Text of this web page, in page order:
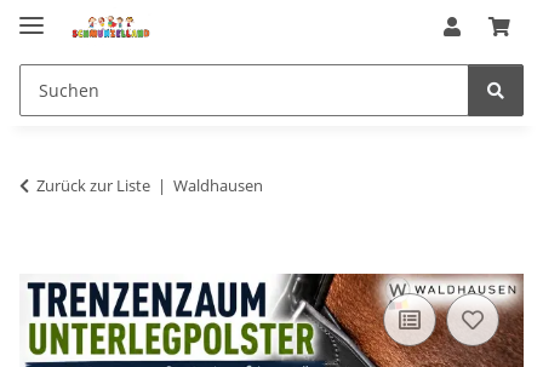
Zurück zur Liste Waldhausen